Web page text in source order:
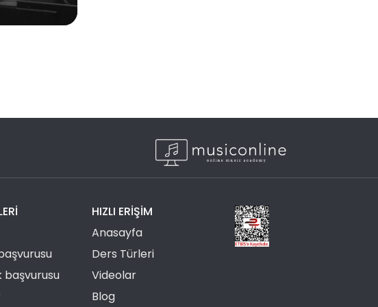
başvurusu
HIZLI ERIŞIM
Anasayfa
Ders Türleri
Videolar
Blog